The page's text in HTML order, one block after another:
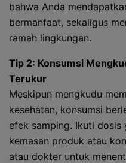
bahwa Anda
bermanfaat, sekaligus
ramah lingkungan.
Tip 2: Konsumsi
Terukur
Meskipun mengkudu
kesehatan, konsumsi
efek samping. Ikuti dosis
kemasan produk atau
atau dokter untuk